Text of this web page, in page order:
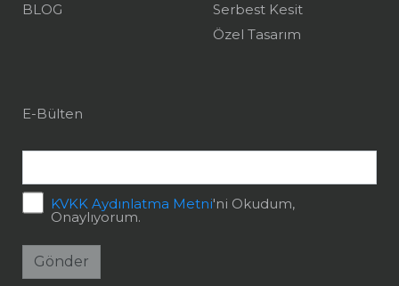
BLOG
Serbest Kesit
Özel Tasarım
E-Bülten
KVKK Aydınlatma Metni'ni Okudum,
Onaylıyorum.
Gönder